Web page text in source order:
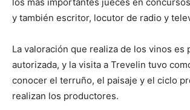
y también escritor, locutor de radio y
La valoración que realiza de los vinos es
autorizada, y la visita a Trevelin tuvo
conocer el terruño, el paisaje y el ciclo
realizan los productores.